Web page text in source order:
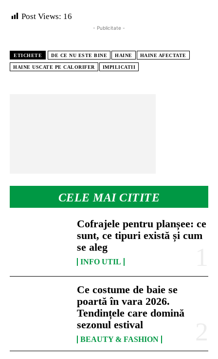
CELE MAI CITITE
Cofrajele pentru planșee: ce
sunt, ce tipuri există și cum
se aleg
INFO UTIL
Ce costume de baie se
poartă în vara 2026.
Tendințele care domină
sezonul estival
BEAUTY & FASHION
Post Views: 16
- Publicitate -
ETICHETE DE CE NU ESTE BINE HAINE HAINE AFECTATE
HAINE USCATE PE CALORIFER IMPILICATII